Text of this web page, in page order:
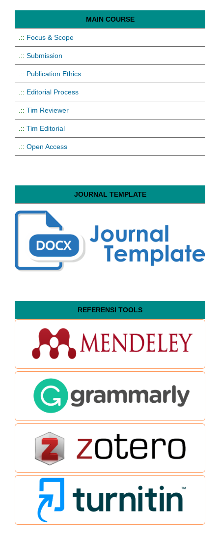
MAIN COURSE
.:: Focus & Scope
.:: Submission
.:: Publication Ethics
.:: Editorial Process
.:: Tim Reviewer
.:: Tim Editorial
.:: Open Access
JOURNAL TEMPLATE
REFERENSI TOOLS